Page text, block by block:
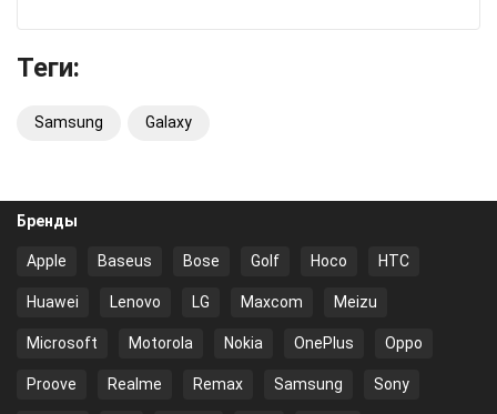
Теги:
Samsung Galaxy
Бренды
Apple Baseus Bose Golf Hoco HTC
Huawei Lenovo LG Maxcom Meizu
Microsoft Motorola Nokia OnePlus Oppo
Proove Realme Remax Samsung Sony